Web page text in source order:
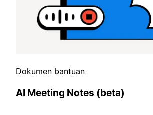
Dokumen bantuan
AI Meeting Notes (beta)